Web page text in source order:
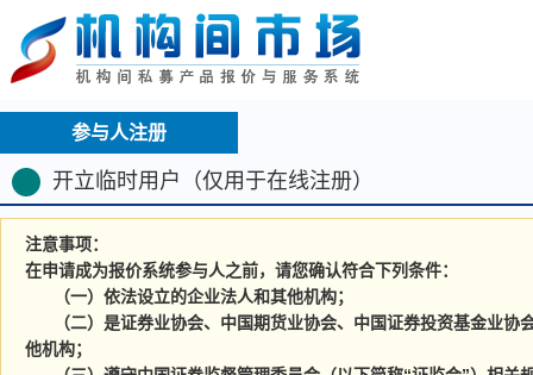
参与人注册
开立临时用户（仅用于在线注册）
注意事项：
在申请成为报价系统参与人之前，请您确认符合下列条件：
（一）依法设立的企业法人和其他机构；
（二）是证券业协会、中国期货业协会、中国证券投资基金业协
他机构；